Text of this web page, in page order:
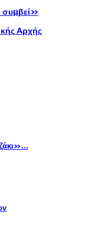
συµβεί»
Αρχής